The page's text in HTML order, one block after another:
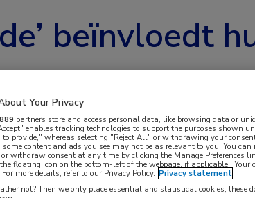
beïnvloedt
en het aangeboren
Your Privacy
889 partners store and access personal data, like browsing data or
enables tracking technologies to support the purposes shown
to provide," whereas selecting "Reject All" or withdrawing your
some content and ads you see may not be as relevant to you. You
or withdraw consent at any time by clicking the Manage Preferences
floating icon on the bottom-left of the webpage, if applicable].
more details, refer to our Privacy Policy. Privacy statement
not? Then we only place essential and statistical cookies, these